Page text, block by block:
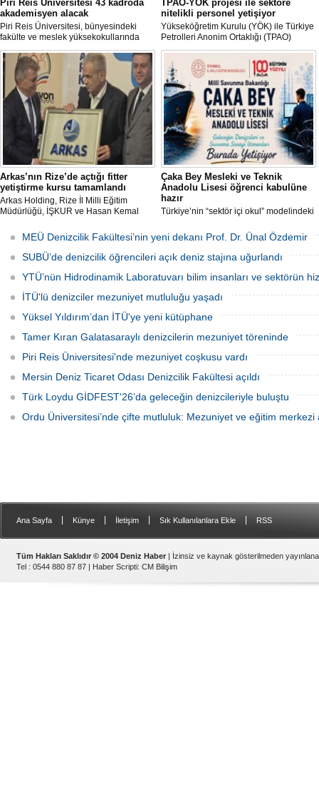
Piri Reis Üniversitesi 43 kadroda
akademisyen alacak
Piri Reis Üniversitesi, bünyesindeki
fakülte ve meslek yüksekokullarında
görevlendirilmek üzere toplam 43
akademisyen alımı yapacağını duyurdu.
Başvurular 10 Ağustos 2026 tarihine
kadar devam edecek.
TPAO-YÖK projesi ile sektöre
nitelikli personel yetişiyor
Yükseköğretim Kurulu (YÖK) ile Türkiye
Petrolleri Anonim Ortaklığı (TPAO)
arasında imzalanan protokolle hayata
geçirilen "Açık Deniz Teknolojisi"
programları sektöre nitelikli personel
yetiştiriyor.
Arkas’nın Rize’de açtığı fitter
yetiştirme kursu tamamlandı
Arkas Holding, Rize İl Milli Eğitim
Müdürlüğü, İŞKUR ve Hasan Kemal
Tamir Ustası (Fitter) Yetiştirme Kursu’
tamamlandı. Kursu başarıyla
tamamlayıp sınavı geçecek adaylar
Arkas Deniz Ticaret Filosu’nda görev
alacak.
Çaka Bey Mesleki ve Teknik
Anadolu Lisesi öğrenci kabulüne
hazır
Türkiye’nin “sektör içi okul” modelindeki
Bakanlığı Çaka Bey Mesleki ve Teknik
Anadolu Lisesi, ilk öğrencilerini kabul
etmeye hazırlanıyor.
MEÜ Denizcilik Fakültesi’nin yeni dekanı Prof. Dr. Ünal Özdemir
SUBÜ’de denizcilik öğrencileri açık deniz stajına uğurlandı
YTÜ’nün Hidrodinamik Laboratuvarı bilim insanları ve sektörün
İTÜ'lü denizciler mezuniyet mutluluğu yaşadı
Yüksel Yıldırım’dan İTÜ'ye yeni kütüphane
Tamer Kıran Galatasaraylı denizcilerin mezuniyet töreninde
Piri Reis Üniversitesi'nde mezuniyet coşkusu vardı
Mersin Deniz Ticaret Odası Denizcilik Fakültesi açıldı
Türk Loydu GİDFEST'26’da geleceğin denizcileriyle buluştu
Ordu Üniversitesi’nde çifte mutluluk: Mezuniyet ve eğitim merkezi
Ana Sayfa Künye İletişim Sık Kullanılanlara Ekle RSS
Tüm Hakları Saklıdır © 2004 Deniz Haber | İzinsiz ve kaynak gösterilmeden
Tel : 0544 880 87 87 | Haber Scripti: CM Bilişim